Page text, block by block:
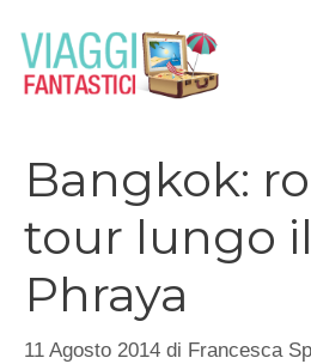
contenuto
Bangkok:
tour lungo
Phraya
11 Agosto 2014 di Francesca